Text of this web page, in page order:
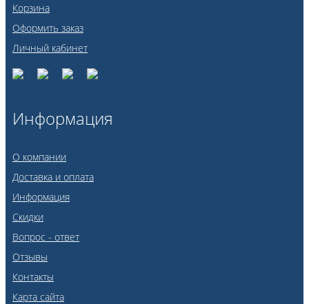
Корзина
Оформить заказ
Личный кабинет
Информация
О компании
Доставка и оплата
Информация
Скидки
Вопрос - ответ
Отзывы
Контакты
Карта сайта